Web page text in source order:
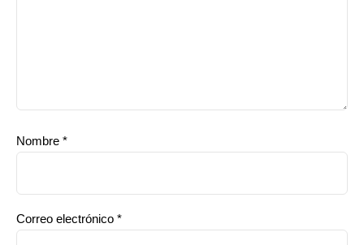
Nombre *
Correo electrónico *